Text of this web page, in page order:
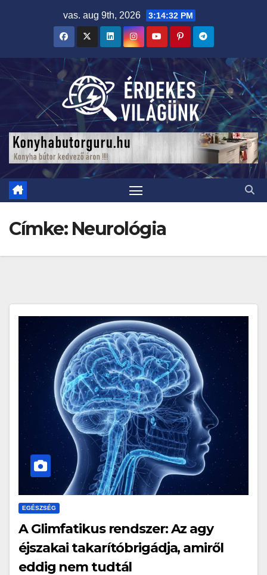
vas. aug 9th, 2026 3:14:33 PM
Címke: Neurológia
EGÉSZSÉG
A Glimfatikus rendszer: Az agy
éjszakai takarítóbrigádja, amiről
eddig nem tudtál